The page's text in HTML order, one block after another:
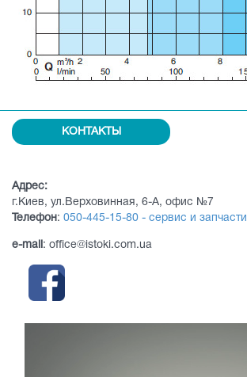
КОНТАКТЫ
Адрес:
г.Киев, ул.Верховинная, 6-А, офис №7
Телефон: 050-445-15-80 - сервис и запчасти
e-mail : office@istoki.com.ua